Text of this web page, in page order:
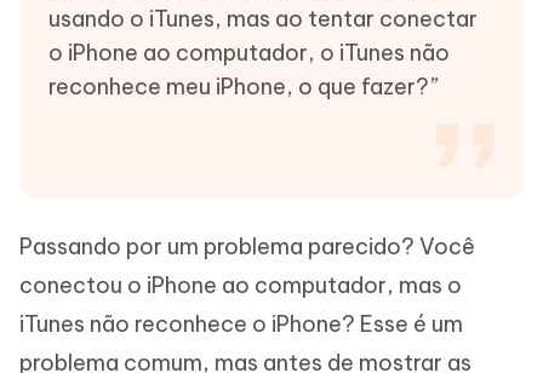
usando o iTunes, mas ao tentar conectar
o iPhone ao computador, o iTunes não
reconhece meu iPhone, o que fazer?”
Passando por um problema parecido? Você
conectou o iPhone ao computador, mas o
iTunes não reconhece o iPhone? Esse é um
problema comum, mas antes de mostrar as